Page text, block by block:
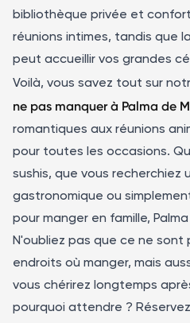
bibliothèque privée et
réunions intimes, tandis que
peut accueillir vos grandes
Voilà, vous savez tout sur
ne pas manquer à Palma de
romantiques aux réunions
pour toutes les occasions.
sushis, que vous recherchiez
gastronomique ou
pour manger en famille,
N'oubliez pas que ce ne sont
endroits où manger, mais
vous chérirez longtemps
pourquoi attendre ?